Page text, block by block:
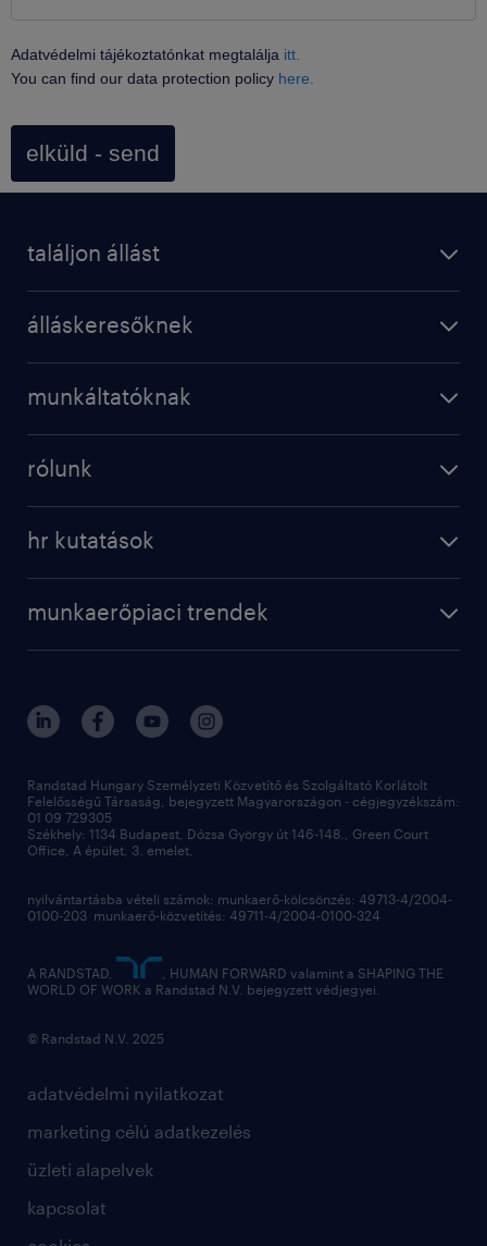
Adatvédelmi tájékoztatónkat megtalálja itt.
You can find our data protection policy here.
elküld - send
találjon állást
álláskeresőknek
munkáltatóknak
rólunk
hr kutatások
munkaerőpiaci trendek
adatvédelmi nyilatkozat
marketing célú adatkezelés
üzleti alapelvek
kapcsolat
Randstad Hungary Személyzeti Közvetítő és Szolgáltató Korlátolt
Felelősségű Társaság, bejegyzett Magyarországon - cégjegyzékszám:
01 09 729305
Székhely: 1134 Budapest, Dózsa György út 146-148., Green Court
Office, A épület, 3. emelet,
nyilvántartásba vételi számok: munkaerő-kölcsönzés: 49713-4/2004-
0100-203 munkaerő-közvetítés: 49711-4/2004-0100-324
A RANDSTAD,
, HUMAN FORWARD valamint a SHAPING THE
WORLD OF WORK a Randstad N.V. bejegyzett védjegyei.
© Randstad N.V. 2025